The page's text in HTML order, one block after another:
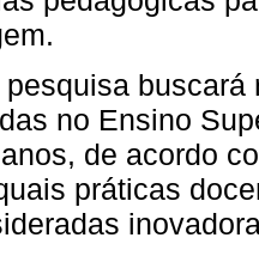
no Ensino
de acordo
práticas